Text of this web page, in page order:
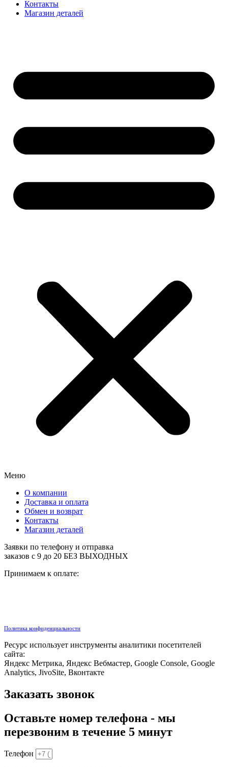
Контакты
Магазин деталей
Меню
О компании
Доставка и оплата
Обмен и возврат
Контакты
Магазин деталей
Заявки по телефону и отправка
заказов с 9 до 20 БЕЗ ВЫХОДНЫХ
Принимаем к оплате:
Политика конфиденциальности
Ресурс использует инструменты аналитики посетителей
сайта:
Яндекс Метрика, Яндекс Вебмастер, Google Console, Google
Analytics, JivoSite, Вконтакте
Заказать звонок
Оставьте номер телефона - мы
перезвоним в течение 5 минут
Телефон